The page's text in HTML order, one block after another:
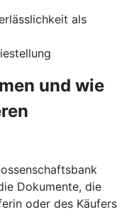
als
und wie
Dokumente, die
oder des Käufers